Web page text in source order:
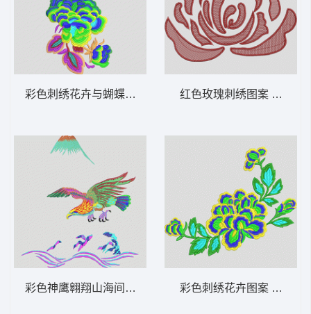
彩色刺绣花卉与蝴蝶图案 靓花
彩色神鹰翱翔山海间 鹰
红色玫瑰刺绣图案 靓花
彩色刺绣花卉图案 靓花